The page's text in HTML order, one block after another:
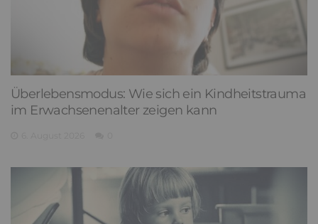
Überlebensmodus: Wie sich ein Kindheitstrauma
im Erwachsenenalter zeigen kann